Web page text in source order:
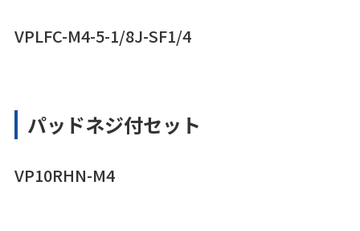
VPLFC-M4-5-1/8J-SF1/4
パッドネジ付セット
VP10RHN-M4